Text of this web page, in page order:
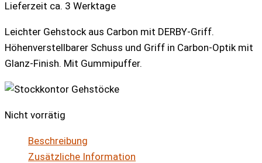
Lieferzeit ca. 3 Werktage
Leichter Gehstock aus Carbon mit DERBY-Griff.
Höhenverstellbarer Schuss und Griff in Carbon-Optik mit
Glanz-Finish. Mit Gummipuffer.
Nicht vorrätig
Beschreibung
Zusätzliche Information